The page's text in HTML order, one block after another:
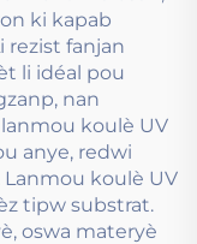
ki kapab
rezist fanjan
li idéal pou
nan
koulè UV
anye, redwi
koulè UV
tipw substrat.
oswa materyè